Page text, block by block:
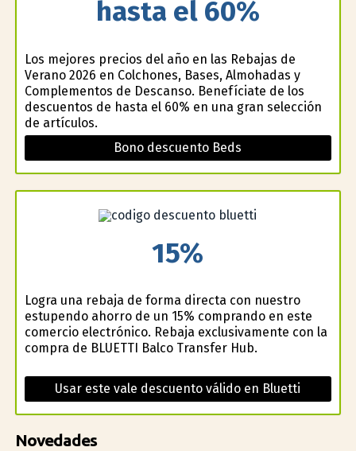
hasta el 60%
Los mejores precios del año en las Rebajas de
Verano 2026 en Colchones, Bases, Almohadas y
Complementos de Descanso. Benefíciate de los
descuentos de hasta el 60% en una gran selección
de artículos.
Bono descuento Beds
15%
Logra una rebaja de forma directa con nuestro
estupendo ahorro de un 15% comprando en este
comercio electrónico. Rebaja exclusivamente con la
compra de BLUETTI Balco Transfer Hub.
Usar este vale descuento válido en Bluetti
Novedades